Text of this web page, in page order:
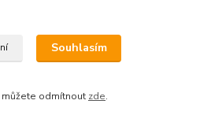
Souhlasím
můžete odmítnout zde.